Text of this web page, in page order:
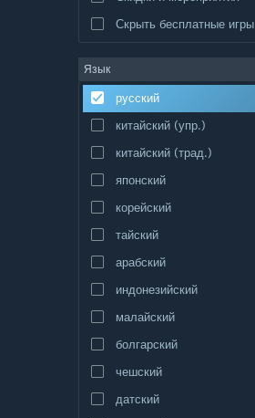
Скрыть бесплатные игры
Язык
русский
китайский (упр.)
китайский (трад.)
японский
корейский
тайский
арабский
индонезийский
малайский
болгарский
чешский
датский